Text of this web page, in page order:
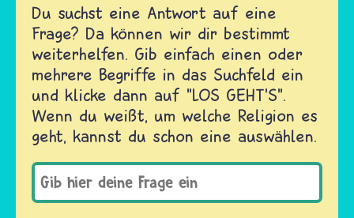
Du suchst eine Antwort auf eine
Frage? Da können wir dir bestimmt
weiterhelfen. Gib einfach einen oder
mehrere Begriffe in das Suchfeld ein
und klicke dann auf "LOS GEHT'S".
Wenn du weißt, um welche Religion es
geht, kannst du schon eine auswählen.